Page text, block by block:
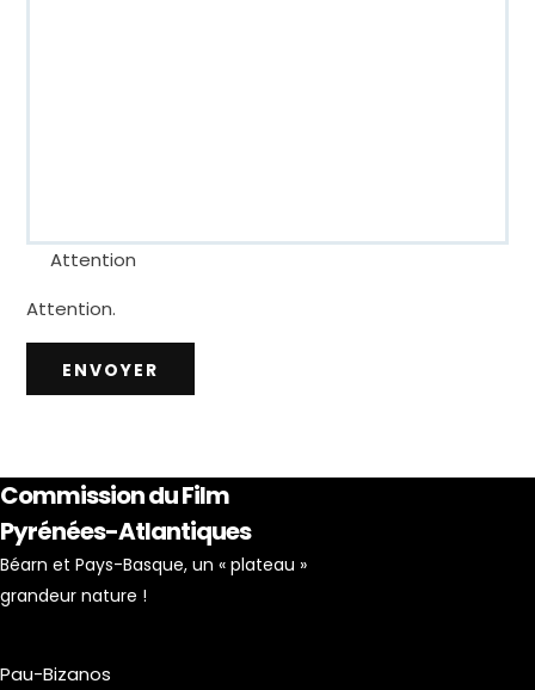
Attention
Attention.
ENVOYER
Commission du Film
Pyrénées-Atlantiques
Béarn et Pays-Basque, un « plateau »
grandeur nature !
Pau-Bizanos